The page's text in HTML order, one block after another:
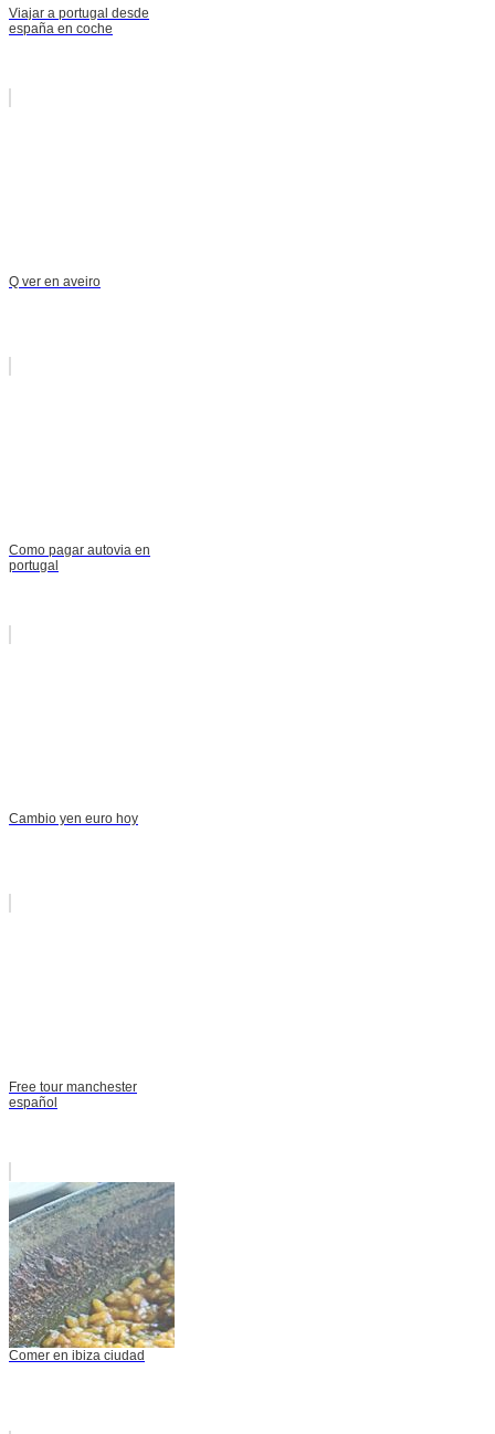
Viajar a portugal desde
españa en coche
Q ver en aveiro
Como pagar autovia en
portugal
Cambio yen euro hoy
Free tour manchester
español
Comer en ibiza ciudad